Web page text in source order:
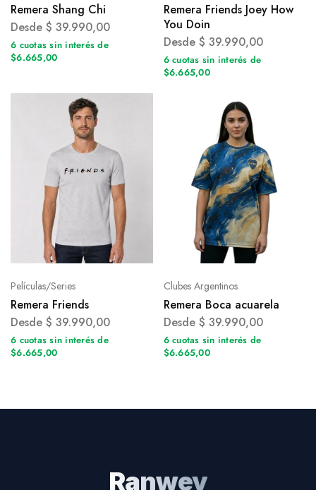
Remera Shang Chi
Desde $ 39.990,00
6 cuotas sin interés de
$6.665,00
Remera Friends Joey How
You Doin
Desde $ 39.990,00
6 cuotas sin interés de
$6.665,00
Películas/Series
Remera Friends
Desde $ 39.990,00
6 cuotas sin interés de
$6.665,00
Clubes Argentinos
Remera Boca acuarela
Desde $ 39.990,00
6 cuotas sin interés de
$6.665,00
Ranwey